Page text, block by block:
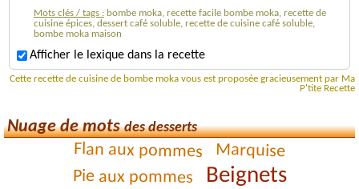
Mots clés / tags : bombe moka, recette facile bombe moka, recette de
cuisine épices, dessert café soluble, recette de cuisine café soluble,
bombe moka maison
Afficher le lexique dans la recette
Cette recette de cuisine de bombe moka vous est proposée gracieusement par Ma
P'tite Recette
Nuage de motsdes desserts
Flan aux pommes Marquise
Pie aux pommes Beignets